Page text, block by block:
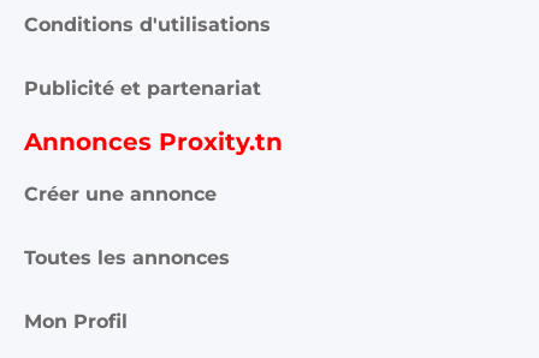
Conditions d'utilisations
Publicité et partenariat
Annonces Proxity.tn
Créer une annonce
Toutes les annonces
Mon Profil